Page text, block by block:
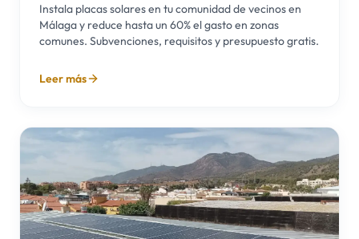
Instala placas solares en tu comunidad de vecinos en
Málaga y reduce hasta un 60% el gasto en zonas
comunes. Subvenciones, requisitos y presupuesto gratis.
Leer más